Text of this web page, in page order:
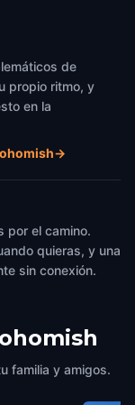
de
propio ritmo, y
en la
→
por el camino.
quieras, y una
sin conexión.
familia y amigos.